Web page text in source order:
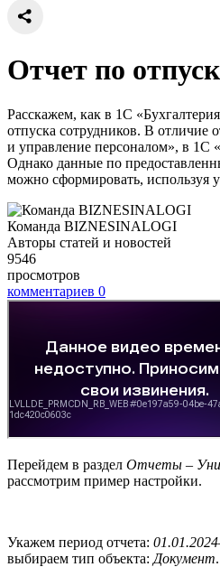
Отчет по
Расскажем, как в 1С
отпуска сотрудников. В отличие
и управление персоналом», в 1С
Однако данные по
можно сформировать, используя
Команда BIZNESINALOGI
Авторы статей и новостей
9546
просмотров
комментариев 0
Перейдем в раздел Отчеты –
рассмотрим пример настройки.
Укажем период отчета:
выбираем тип объекта: Документ